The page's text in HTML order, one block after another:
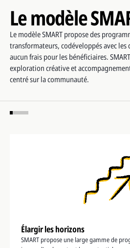
Le modèle
Le modèle SMART propose des
transformateurs, codéveloppés avec les
aucun frais pour les bénéficiaires.
exploration créative et
centré sur la communauté.
Élargir les horizons
SMART propose une large gamme de